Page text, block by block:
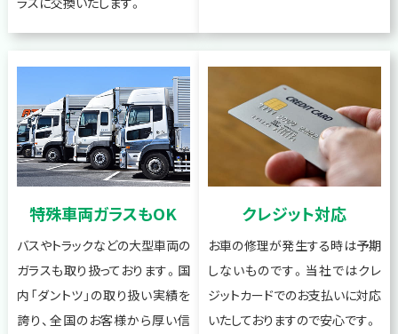
特殊車両ガラスもOK
バスやトラックなどの大型車両の
ガラスも取り扱っております。国
内「ダントツ」の取り扱い実績を
誇り、全国のお客様から厚い信
クレジット対応
お車の修理が発生する時は予期
しないものです。当社ではクレ
ジットカードでのお支払いに対応
いたしておりますので安心です。